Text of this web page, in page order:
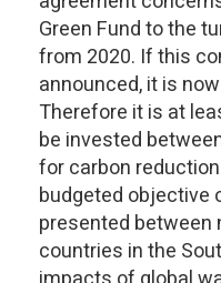
Green Fund to the
from 2020. If this
announced, it is
Therefore it is at
be invested
for carbon
budgeted objective
presented between
countries in the